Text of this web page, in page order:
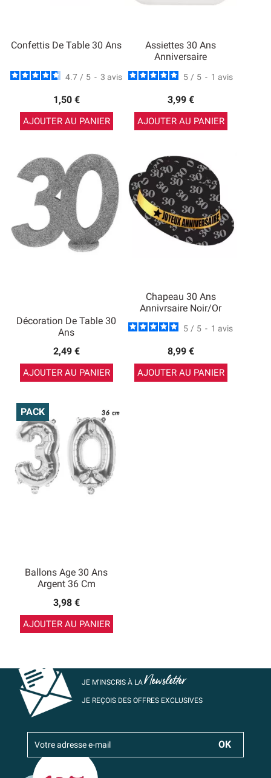
Confettis De Table 30 Ans
4.7 / 5 - 3 avis
1,50 €
AJOUTER AU PANIER
Assiettes 30 Ans
Anniversaire
5 / 5 - 1 avis
3,99 €
AJOUTER AU PANIER
Décoration De Table 30
Ans
2,49 €
AJOUTER AU PANIER
Chapeau 30 Ans
Annivrsaire Noir/Or
5 / 5 - 1 avis
8,99 €
AJOUTER AU PANIER
Ballons Age 30 Ans
Argent 36 Cm
3,98 €
AJOUTER AU PANIER
PACK
JE M’INSCRIS À LANewsletter
JE REÇOIS DES OFFRES EXCLUSIVES